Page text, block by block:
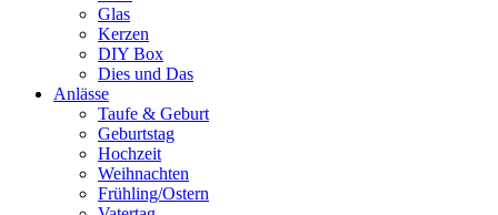
Glas
Kerzen
DIY Box
Dies und Das
Anlässe
Taufe & Geburt
Geburtstag
Hochzeit
Weihnachten
Frühling/Ostern